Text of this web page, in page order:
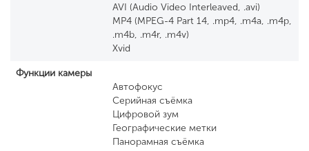
AVI (Audio Video Interleaved, .avi)
MP4 (MPEG-4 Part 14, .mp4, .m4a, .m4p,
.m4b, .m4r, .m4v)
Xvid
Функции камеры
Автофокус
Серийная съёмка
Цифровой зум
Географические метки
Панорамная съёмка